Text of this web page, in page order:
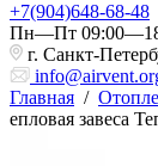
+7(904)648-68-48
Пн—Пт
г. Санкт-
Главная /
епловая завеса